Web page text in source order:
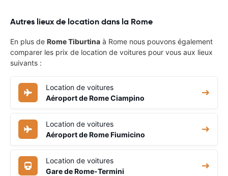
Autres lieux de location dans la Rome
En plus de Rome Tiburtina à Rome nous pouvons également
comparer les prix de location de voitures pour vous aux lieux
suivants :
Location de voitures
Aéroport de Rome Ciampino
Location de voitures
Aéroport de Rome Fiumicino
Location de voitures
Gare de Rome-Termini